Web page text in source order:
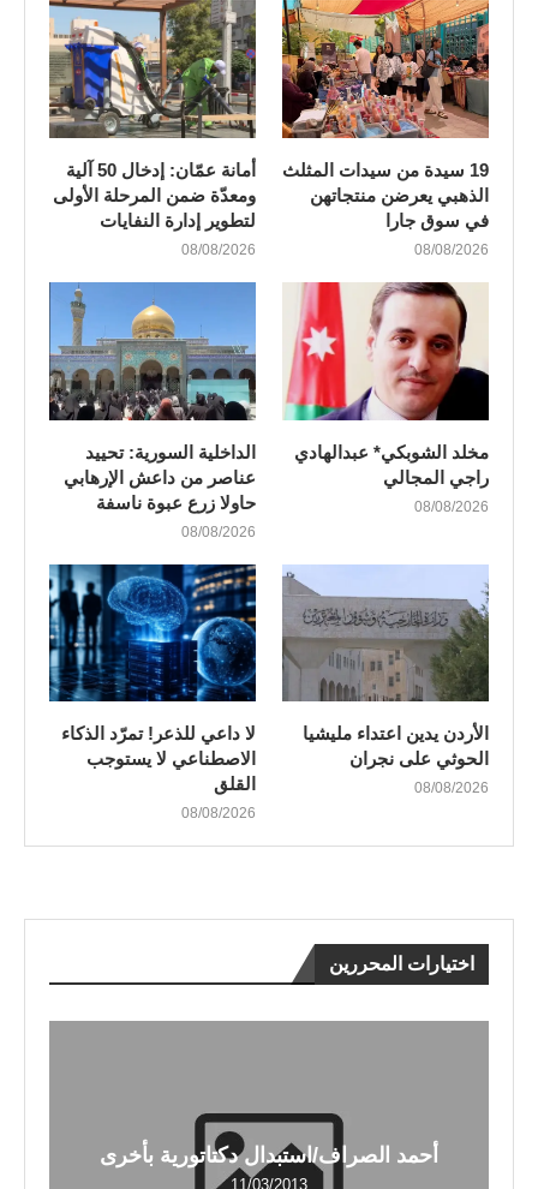
19 سيدة من سيدات المثلث
الذهبي يعرضن منتجاتهن
في سوق جارا
08/08/2026
أمانة عمّان: إدخال 50 آلية
ومعدّة ضمن المرحلة الأولى
لتطوير إدارة النفايات
08/08/2026
مخلد الشوبكي* عبدالهادي
راجي المجالي
08/08/2026
الداخلية السورية: تحييد
عناصر من داعش الإرهابي
حاولا زرع عبوة ناسفة
08/08/2026
الأردن يدين اعتداء مليشيا
الحوثي على نجران
08/08/2026
لا داعي للذعر! تمرّد الذكاء
الاصطناعي لا يستوجب
القلق
08/08/2026
اختيارات المحررين
أحمد الصراف/استبدال دكتاتورية بأخرى
11/03/2013